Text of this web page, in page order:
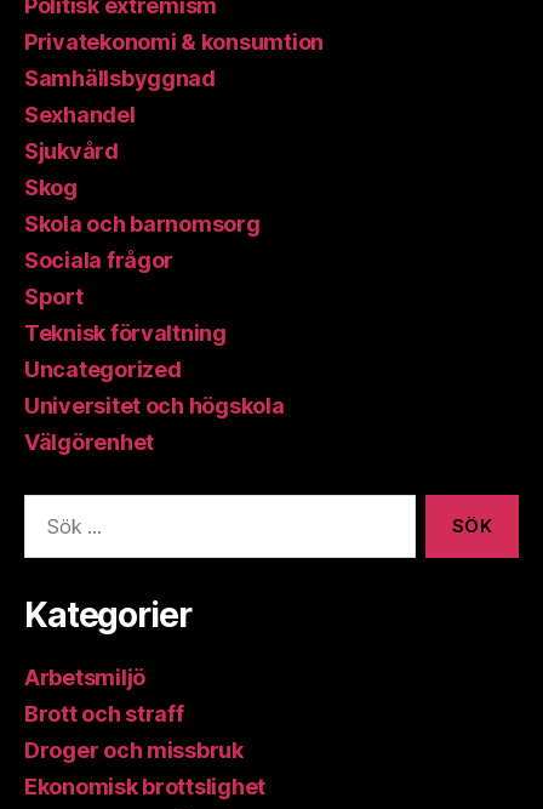
Politisk extremism
Privatekonomi & konsumtion
Samhällsbyggnad
Sexhandel
Sjukvård
Skog
Skola och barnomsorg
Sociala frågor
Sport
Teknisk förvaltning
Uncategorized
Universitet och högskola
Välgörenhet
efter:
Kategorier
Arbetsmiljö
Brott och straff
Droger och missbruk
Ekonomisk brottslighet